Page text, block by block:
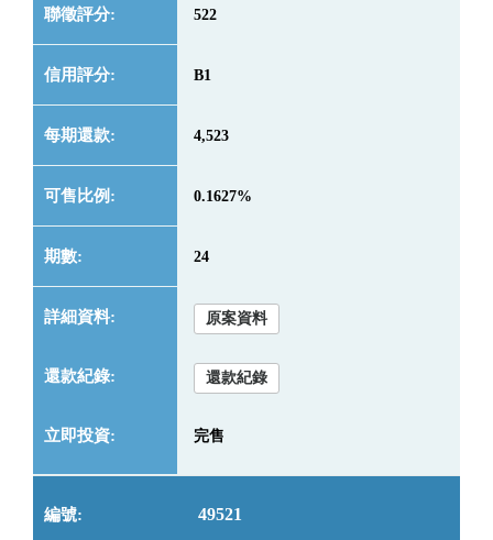
522
B1
4,523
0.1627%
24
原案資料
還款紀錄
完售
49521